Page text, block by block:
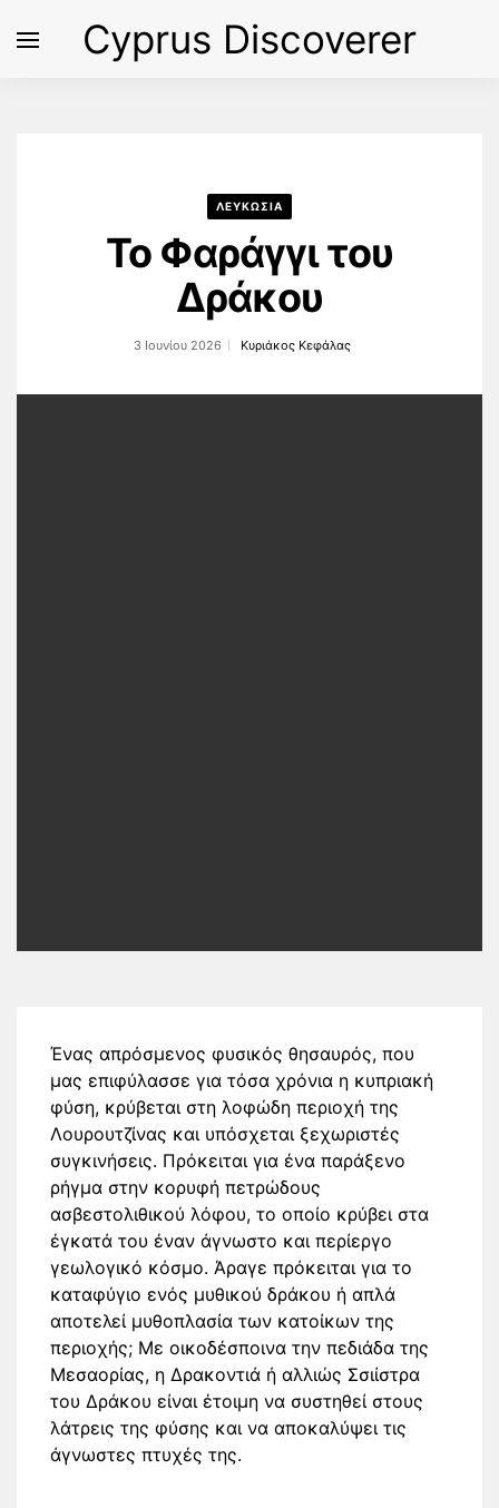
Cyprus Discoverer
ΛΕΥΚΩΣΙΑ
Το Φαράγγι του
Δράκου
3 Ιουνίου 2026 Κυριάκος Κεφάλας
Ένας απρόσμενος φυσικός θησαυρός, που
μας επιφύλασσε για τόσα χρόνια η κυπριακή
φύση, κρύβεται στη λοφώδη περιοχή της
Λουρουτζίνας και υπόσχεται ξεχωριστές
συγκινήσεις. Πρόκειται για ένα παράξενο
ρήγμα στην κορυφή πετρώδους
ασβεστολιθικού λόφου, το οποίο κρύβει στα
έγκατά του έναν άγνωστο και περίεργο
γεωλογικό κόσμο. Άραγε πρόκειται για το
καταφύγιο ενός μυθικού δράκου ή απλά
αποτελεί μυθοπλασία των κατοίκων της
περιοχής; Με οικοδέσποινα την πεδιάδα της
Μεσαορίας, η Δρακοντιά ή αλλιώς Σσιίστρα
του Δράκου είναι έτοιμη να συστηθεί στους
λάτρεις της φύσης και να αποκαλύψει τις
άγνωστες πτυχές της.